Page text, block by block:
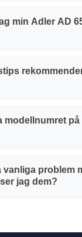
min Adler AD
modellnumret
vanliga problem
jag dem?